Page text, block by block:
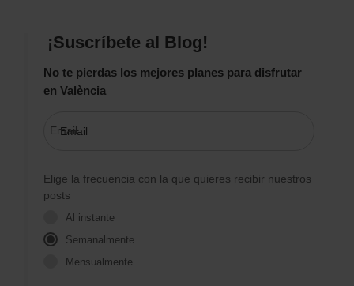
¡Suscríbete al Blog!
No te pierdas los mejores planes para disfrutar
en València
Email
Elige la frecuencia con la que quieres recibir nuestros
posts
Al instante
Semanalmente
Mensualmente